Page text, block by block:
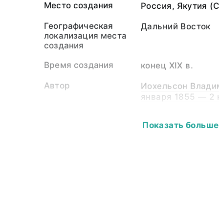
Место создания Россия, Якутия
Географическая
локализация места
создания
Дальний Восток
Время создания конец XIX в.
Автор
Иохельсон
января 1855 — 2
января 1855 — 2
Показать больше